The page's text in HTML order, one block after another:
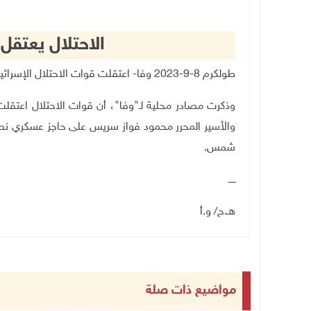
الاحتلال
طولكرم 8-9-2023 وفا- اعتقلت قوات الاحتلال الإسرائيلي، اليوم الجمعة، شابين من محافظة طولكرم.
وذكرت مصادر محلية لـ"وفا"، أن قوات الاحتلال
والأسير المحرر محمود فواز سريس على حاجز عسكري
شمس.
ـــــ
هـ.ح/ و.أ
مواضيع ذات صلة